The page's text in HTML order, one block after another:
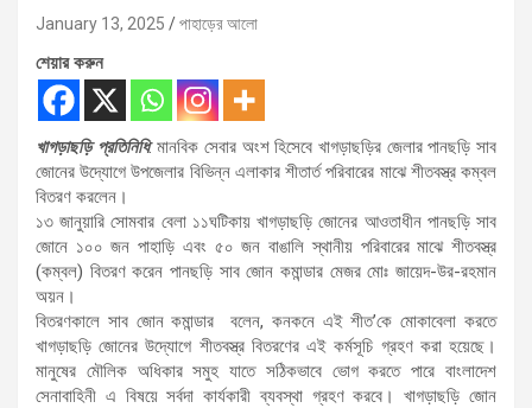
January 13, 2025 পাহাড়ের আলো
শেয়ার করুন
খাগড়াছড়ি প্রতিনিধি: মানবিক সেবার অংশ হিসেবে খাগড়াছড়ির জেলার পানছড়ি সাব
জোনের উদ্যোগে উপজেলার বিভিন্ন এলাকার শীতার্ত পরিবারের মাঝে শীতবস্ত্র কম্বল
বিতরণ করলেন।
১৩ জানুয়ারি সোমবার বেলা ১১ঘটিকায় খাগড়াছড়ি জোনের আওতাধীন পানছড়ি সাব
জোনে ১০০ জন পাহাড়ি এবং ৫০ জন বাঙালি স্থানীয় পরিবারের মাঝে শীতবস্ত্র
(কম্বল) বিতরণ করেন পানছড়ি সাব জোন কমান্ডার মেজর মোঃ জায়েদ-উর-রহমান
অয়ন।
বিতরণকালে সাব জোন কমান্ডার বলেন, কনকনে এই শীত’কে মোকাবেলা করতে
খাগড়াছড়ি জোনের উদ্যোগে শীতবস্ত্র বিতরণের এই কর্মসূচি গ্রহণ করা হয়েছে।
মানুষের মৌলিক অধিকার সমুহ যাতে সঠিকভাবে ভোগ করতে পারে বাংলাদেশ
সেনাবাহিনী এ বিষয়ে সর্বদা কার্যকারী ব্যবস্থা গ্রহণ করবে। খাগড়াছড়ি জোন